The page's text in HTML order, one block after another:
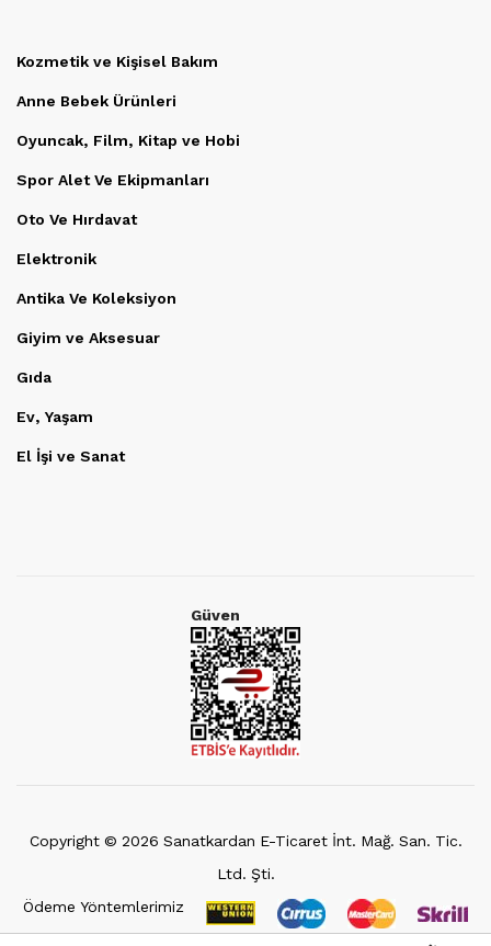
Kozmetik ve Kişisel Bakım
Anne Bebek Ürünleri
Oyuncak, Film, Kitap ve Hobi
Spor Alet Ve Ekipmanları
Oto Ve Hırdavat
Elektronik
Antika Ve Koleksiyon
Giyim ve Aksesuar
Gıda
Ev, Yaşam
El İşi ve Sanat
Güven
Copyright © 2026 Sanatkardan E-Ticaret İnt. Mağ. San. Tic.
Ltd. Şti.
Ödeme Yöntemlerimiz